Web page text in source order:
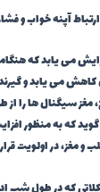
ارتباط آپنه خواب و
می یابد که
کاهش می یابد و
مغز سیگنال ها را
که به منظور
و مغز، در اولویت